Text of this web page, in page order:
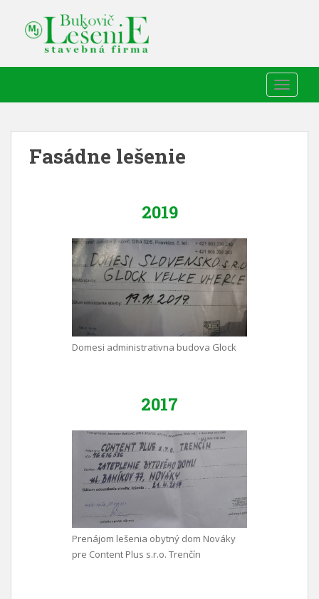
Fasádne lešenie
2019
Domesi administrativna budova Glock
2017
Prenájom lešenia obytný dom Nováky
pre Content Plus s.r.o. Trenčín